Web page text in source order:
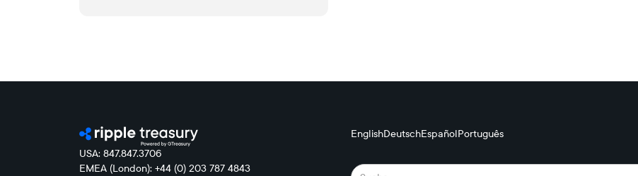
USA: 847.847.3706
EMEA (London): +44 (0) 203 787 4843
EnglishDeutschEspañolPortuguês